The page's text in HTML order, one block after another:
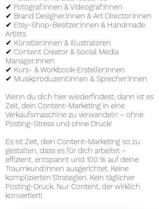
✔ Fotograf:innen & Videograf:innen
✔ Brand Designer:innen & Art Director:innen
✔ Etsy-Shop-Besitzer:innen & Handmade
Artists
✔ Künstler:innen & Illustratoren
✔ Content Creator & Social Media
Manager:innen
✔ Kurs- & Workbook-Ersteller:innen
✔ Musikproduzent:innen & Sprecher:innen
Wenn du dich hier wiederfindest, dann ist es
Zeit, dein Content-Marketing in eine
Verkaufsmaschine zu verwandeln – ohne
Posting-Stress und ohne Druck!
Es ist Zeit, dein Content-Marketing so zu
gestalten, dass es für dich arbeitet –
effizient, entspannt und 100 % auf deine
Traumkund:innen ausgerichtet. Keine
komplizierten Strategien. Kein täglicher
Posting-Druck. Nur Content, der wirklich
konvertiert!